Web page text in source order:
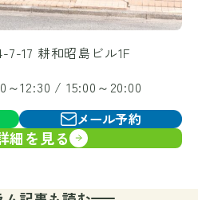
17 耕和昭島ビル1F
12:30 / 15:00～20:00
メール予約
細を見る